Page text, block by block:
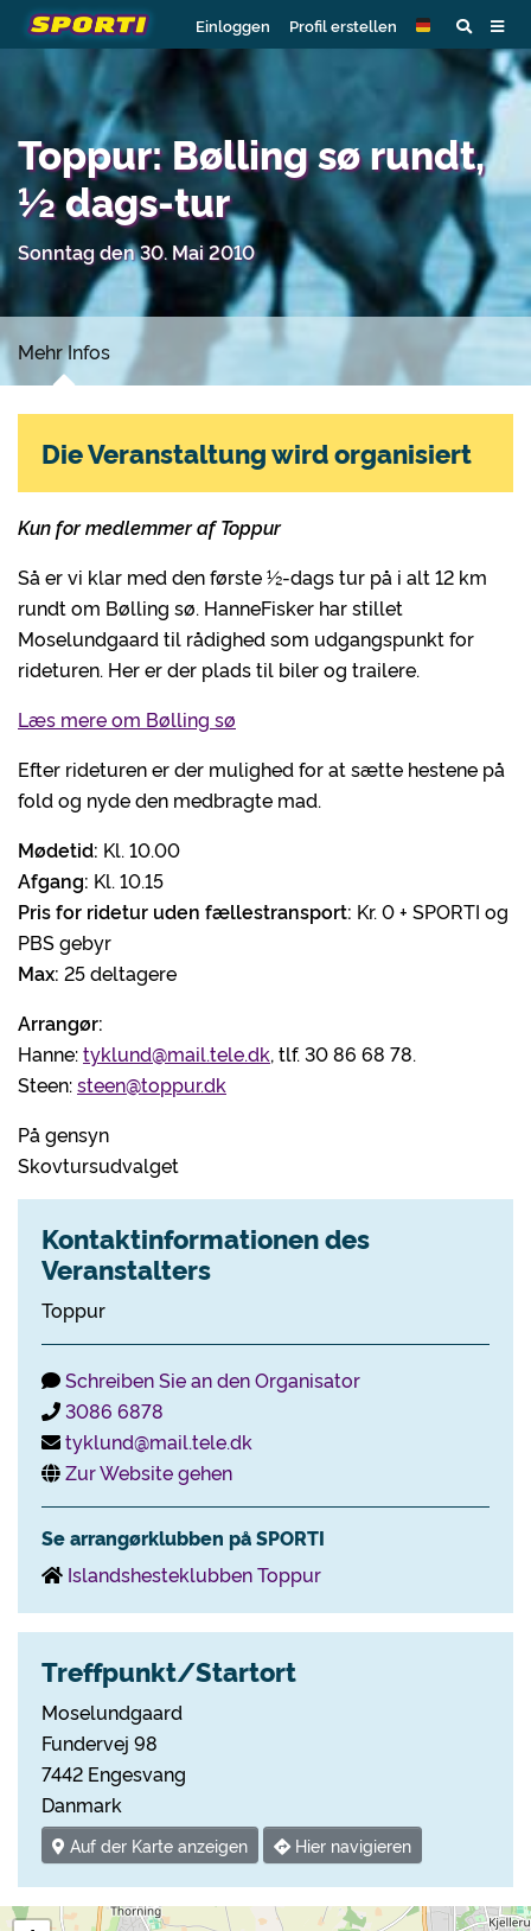
Einloggen Profil erstellen
Toppur: Bølling sø rundt,
½ dags-tur
Sonntag den 30. Mai 2010
Mehr Infos
Kun for medlemmer af Toppur
Så er vi klar med den første ½-dags tur på i alt 12 km
rundt om Bølling sø. HanneFisker har stillet
Moselundgaard til rådighed som udgangspunkt for
rideturen. Her er der plads til biler og trailere.
Læs mere om Bølling sø
Efter rideturen er der mulighed for at sætte hestene på
fold og nyde den medbragte mad.
Mødetid: Kl. 10.00
Afgang: Kl. 10.15
Pris for ridetur uden fællestransport: Kr. 0 + SPORTI og
PBS gebyr
Max: 25 deltagere
Arrangør:
Hanne:tyklund@mail.tele.dk, tlf. 30 86 68 78.
Steen:steen@toppur.dk
På gensyn
Skovtursudvalget
Kontaktinformationen des
Veranstalters
Toppur
Schreiben Sie an den Organisator
3086 6878
tyklund@mail.tele.dk
Zur Website gehen
Se arrangørklubben på SPORTI
Islandshesteklubben Toppur
Treffpunkt/Startort
Moselundgaard
Fundervej 98
7442 Engesvang
Danmark
Auf der Karte anzeigen Hier navigieren
Die Veranstaltung wird organisiert